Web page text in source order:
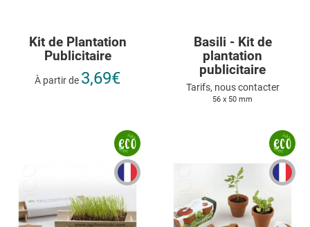
Kit de Plantation
Publicitaire
À partir de 3,69€
Basili - Kit de
plantation
publicitaire
Tarifs, nous contacter
56 x 50 mm